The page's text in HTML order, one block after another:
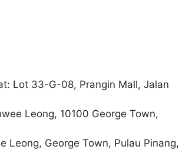
Lot 33-G-08, Prangin Mall, Jalan
Leong, 10100 George Town,
Leong, George Town, Pulau Pinang,